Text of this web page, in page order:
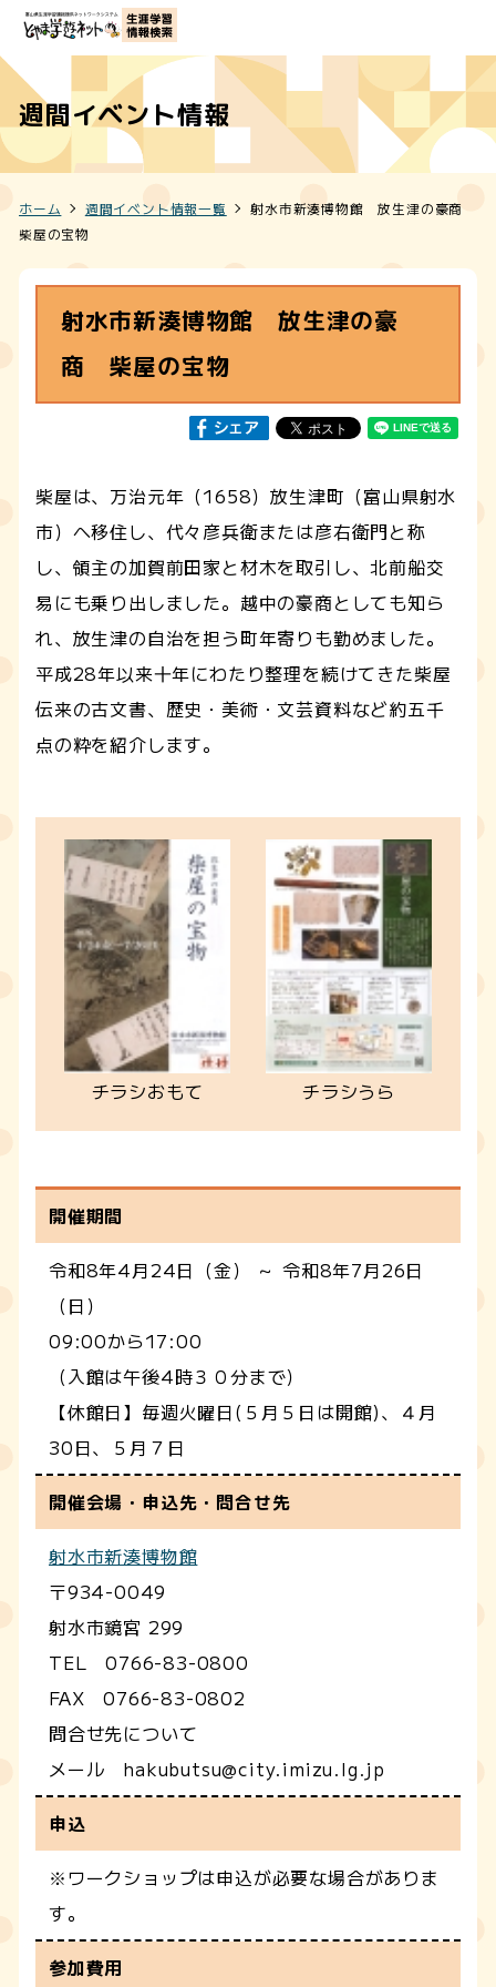
週間イベント情報
ホーム 週間イベント情報一覧
射水市新湊博物館 放生津の豪商
柴屋の宝物
射水市新湊博物館 放生津の豪
商 柴屋の宝物
柴屋は、万治元年（1658）放生津町（富山県射水
市）へ移住し、代々彦兵衛または彦右衛門と称
し、領主の加賀前田家と材木を取引し、北前船交
易にも乗り出しました。越中の豪商としても知ら
れ、放生津の自治を担う町年寄りも勤めました。
平成28年以来十年にわたり整理を続けてきた柴屋
伝来の古文書、歴史・美術・文芸資料など約五千
点の粋を紹介します。
チラシおもて チラシうら
開催期間
令和8年4月24日（金） ～ 令和8年7月26日
（日）
09:00から17:00
（入館は午後4時３０分まで）
【休館日】毎週火曜日(５月５日は開館)、４月
30日、５月７日
開催会場・申込先・問合せ先
射水市新湊博物館
〒934-0049
射水市鏡宮 299
TEL 0766-83-0800
FAX 0766-83-0802
問合せ先について
メール hakubutsu@city.imizu.lg.jp
申込
※ワークショップは申込が必要な場合がありま
す。
参加費用